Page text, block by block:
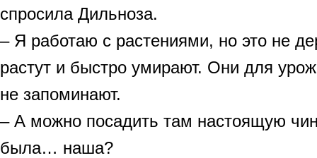
спросила Дильноза.
– Я работаю с растениями, но это не
растут и быстро умирают. Они для
не запоминают.
– А можно посадить там настоящую
была… наша?